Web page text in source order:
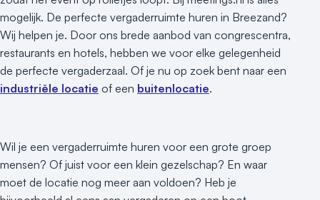
mogelijk. De perfecte vergaderruimte huren in Breezand?
Wij helpen je. Door ons brede aanbod van congrescentra,
restaurants en hotels, hebben we voor elke gelegenheid
de perfecte vergaderzaal. Of je nu op zoek bent naar een
industriële locatie of een buitenlocatie.
Wil je een vergaderruimte huren voor een grote groep
mensen? Of juist voor een klein gezelschap? En waar
moet de locatie nog meer aan voldoen? Heb je